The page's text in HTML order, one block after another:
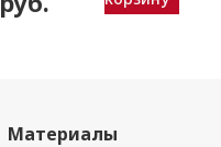
Материалы